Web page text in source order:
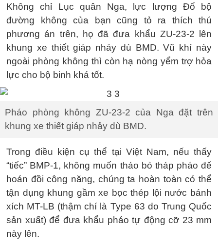
Không chỉ Lục quân Nga, lực lượng Đổ bộ
đường không của bạn cũng tỏ ra thích thú
phương án trên, họ đã đưa khẩu ZU-23-2 lên
khung xe thiết giáp nhảy dù BMD. Vũ khí này
ngoài phòng không thì còn hạ nòng yểm trợ hỏa
lực cho bộ binh khá tốt.
Pháo phòng không ZU-23-2 của Nga đặt trên
khung xe thiết giáp nhảy dù BMD.
Trong điều kiện cụ thể tại Việt Nam, nếu thấy
“tiếc” BMP-1, không muốn tháo bỏ tháp pháo để
hoán đồi công năng, chúng ta hoàn toàn có thể
tận dụng khung gầm xe bọc thép lội nước bánh
xích MT-LB (thậm chí là Type 63 do Trung Quốc
sản xuất) để đưa khẩu pháo tự động cỡ 23 mm
này lên.